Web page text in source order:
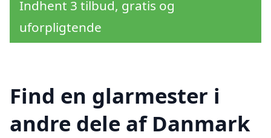
Indhent 3 tilbud, gratis og
uforpligtende
Find en glarmester i
andre dele af Danmark